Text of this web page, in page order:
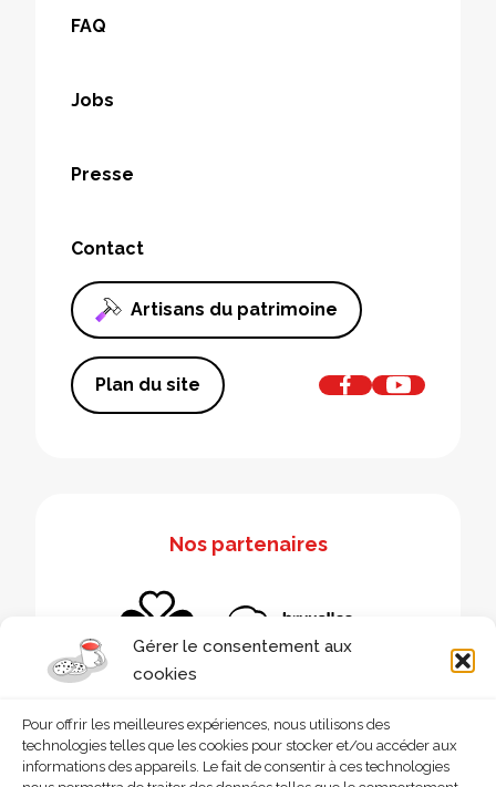
Gérer le consentement aux
cookies
Pour offrir les meilleures expériences, nous utilisons des
technologies telles que les cookies pour stocker et/ou accéder aux
informations des appareils. Le fait de consentir à ces technologies
FAQ
Jobs
Presse
Contact
Artisans du patrimoine
Plan du site
Nos partenaires